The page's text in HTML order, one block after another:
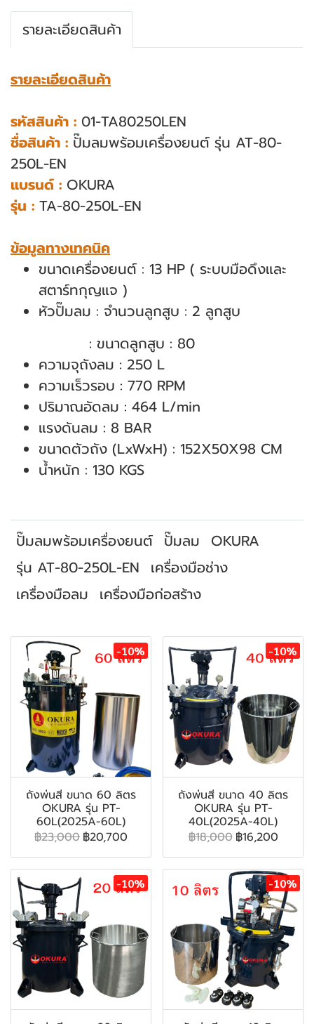
รายละเอียดสินค้า
รายละเอียดสินค้า
รหัสสินค้า : 01-TA80250LEN
ชื่อสินค้า : ปั๊มลมพร้อมเครื่องยนต์ รุ่น AT-80-
250L-EN
แบรนด์ : OKURA
รุ่น : TA-80-250L-EN
ข้อมูลทางเทคนิค
ขนาดเครื่องยนต์ : 13 HP ( ระบบมือดึงและ
สตาร์ทกุญแจ )
หัวปั๊มลม : จำนวนลูกสูบ : 2 ลูกสูบ
: ขนาดลูกสูบ : 80
ความจุถังลม : 250 L
ความเร็วรอบ : 770 RPM
ปริมาณอัดลม : 464 L/min
แรงดันลม : 8 BAR
ขนาดตัวถัง (LxWxH) : 152X50X98 CM
น้ำหนัก : 130 KGS
ปั๊มลมพร้อมเครื่องยนต์ ปั๊มลม OKURA
รุ่น AT-80-250L-EN เครื่องมือช่าง
เครื่องมือลม เครื่องมือก่อสร้าง
-10%
ถังพ่นสี ขนาด 60 ลิตร
OKURA รุ่น PT-
60L(2025A-60L)
฿23,000 ฿20,700
-10%
ถังพ่นสี ขนาด 40 ลิตร
OKURA รุ่น PT-
40L(2025A-40L)
฿18,000 ฿16,200
-10% -10%